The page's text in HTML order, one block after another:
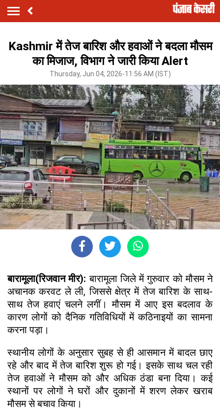
Kashmir में तेज बारिश और हवाओं ने बदला मौसम
का मिजाज, विभाग ने जारी किया Alert
Thursday, Jun 04, 2026-11:56 AM (IST)
बारामूला(रिजवान मीर):बारामूला जिले में गुरुवार को मौसम ने
अचानक करवट ले ली, जिससे क्षेत्र में तेज बारिश के साथ-
साथ तेज हवाएं चलने लगीं। मौसम में आए इस बदलाव के
कारण लोगों को दैनिक गतिविधियों में कठिनाइयों का सामना
करना पड़ा।
स्थानीय लोगों के अनुसार सुबह से ही आसमान में बादल छाए
रहे और बाद में तेज बारिश शुरू हो गई। इसके साथ चल रही
तेज हवाओं ने मौसम को और अधिक ठंडा बना दिया। कई
स्थानों पर लोगों ने घरों और दुकानों में शरण लेकर खराब
मौसम से बचाव किया।